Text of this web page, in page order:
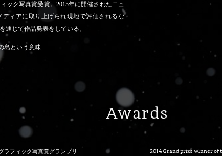
ック写真賞受賞。2015年に開催されたニュ
ディアに取り上げられ現地で評価されるな
通じて作品発表をしている。
島という意味
Awards
ラフィック写真賞グランプリ 2014 Grand prize winner of